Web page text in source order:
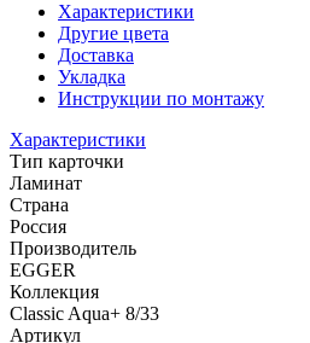
Характеристики
Другие цвета
Доставка
Укладка
Инструкции по монтажу
Характеристики
Тип карточки
Ламинат
Страна
Россия
Производитель
EGGER
Коллекция
Classic Aqua+ 8/33
Артикул